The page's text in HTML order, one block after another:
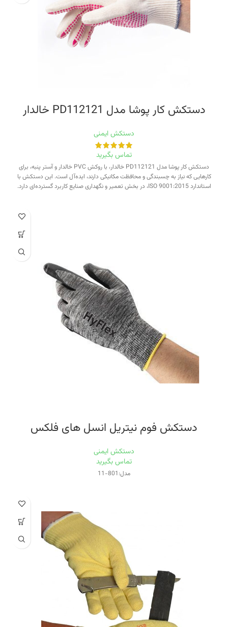
دستکش کار پوشا مدل PD112121 خالدار
دستکش ایمنی
تماس بگیرید
دستکش کار پوشا مدل PD112121 خالدار، با روکش PVC خالدار و آستر پنبه، برای
کارهایی که نیاز به چسبندگی و محافظت مکانیکی دارند، ایده‌آل است. این دستکش با
استاندارد ISO 9001:2015، در بخش تعمیر و نگهداری صنایع کاربرد گسترده‌ای دارد.
دستکش فوم نیتریل انسل های فلکس
دستکش ایمنی
تماس بگیرید
مدل:801-11